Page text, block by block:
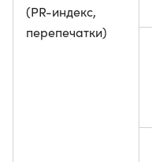
(PR-индекс,
перепечатки)